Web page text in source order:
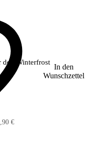
In den
Wunschzettel
den Winterfrost
€